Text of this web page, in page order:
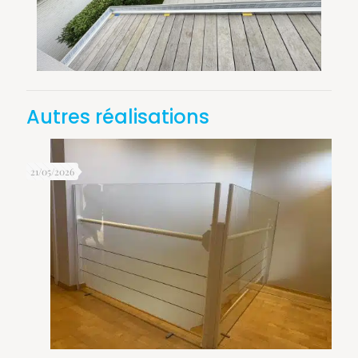
Autres réalisations
21/05/2026